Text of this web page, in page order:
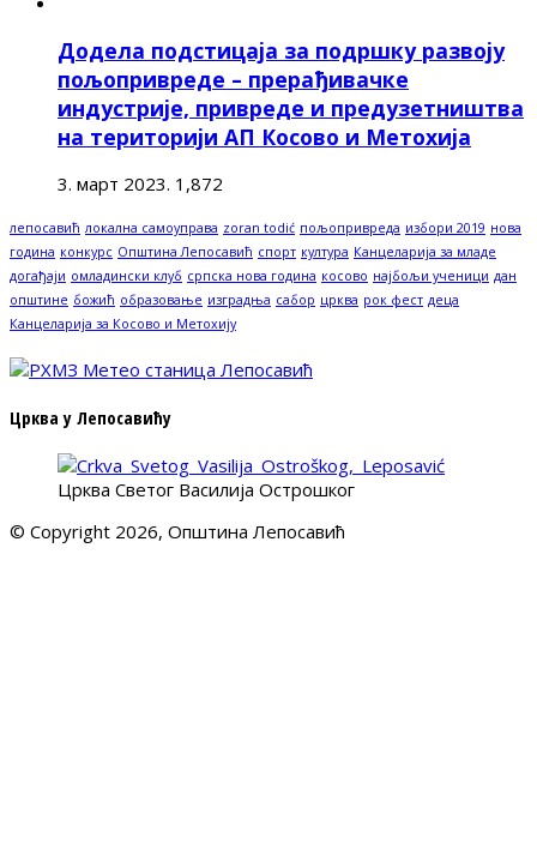
Додела подстицаја за подршку развоју
пољопривреде – прерађивачке
индустрије, привреде и предузетништва
на територији АП Косово и Метохија
3. март 2023. 1,872
лепосавић локална самоуправа zoran todić пољопривреда избори 2019 нова
година конкурс Општина Лепосавић спорт култура Канцеларија за младе
догађаји омладински клуб српска нова година косово најбољи ученици дан
општине божић образовање изградња сабор црква рок фест деца
Канцеларија за Косово и Метохију
Црква у Лепосавићу
Црква Светог Василија Острошког
© Copyright 2026, Општина Лепосавић